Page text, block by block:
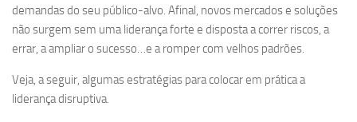
demandas do seu público-alvo. Afinal, novos mercados e soluções
não surgem sem uma liderança forte e disposta a correr riscos, a
errar, a ampliar o sucesso…e a romper com velhos padrões.
Veja, a seguir, algumas estratégias para colocar em prática a
liderança disruptiva.